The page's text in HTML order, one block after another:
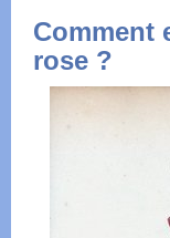
Comment
rose ?